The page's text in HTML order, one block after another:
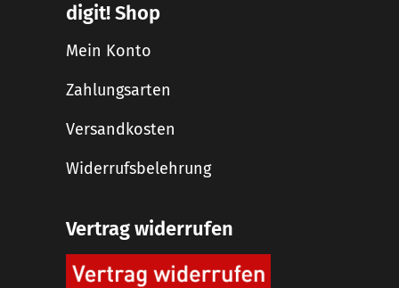
digit! Shop
Mein Konto
Zahlungsarten
Versandkosten
Widerrufsbelehrung
Vertrag widerrufen